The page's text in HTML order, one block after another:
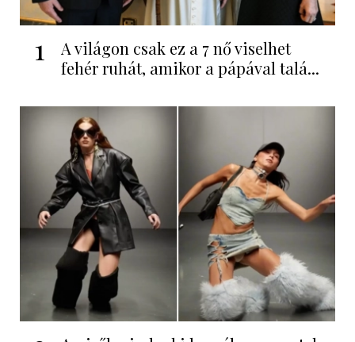
1
A világon csak ez a 7 nő viselhet
fehér ruhát, amikor a pápával talá...